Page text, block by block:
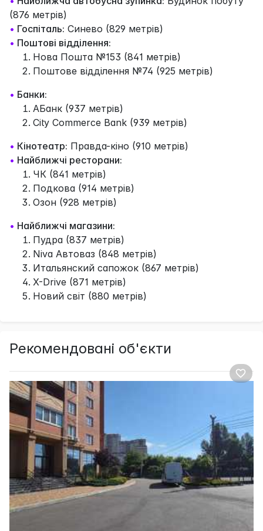
(876 метрів)
• Госпіталь: Синево (829 метрів)
• Поштові відділення:
Нова Пошта №153 (841 метрів)
Поштове відділення №74 (925 метрів)
• Банки:
АБанк (937 метрів)
City Commerce Bank (939 метрів)
• Кінотеатр: Правда-кіно (910 метрів)
• Найближчі ресторани:
ЧК (841 метрів)
Подкова (914 метрів)
Озон (928 метрів)
• Найближчі магазини:
Пудра (837 метрів)
Niva Автоваз (848 метрів)
Итальянский сапожок (867 метрів)
X-Drive (871 метрів)
Новий світ (880 метрів)
Рекомендовані об'єкти